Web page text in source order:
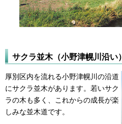
サクラ並木（小野津幌川沿い）
厚別区内を流れる小野津幌川の沿道
にサクラ並木があります。若いサク
ラの木も多く、これからの成長が楽
しみな並木道です。